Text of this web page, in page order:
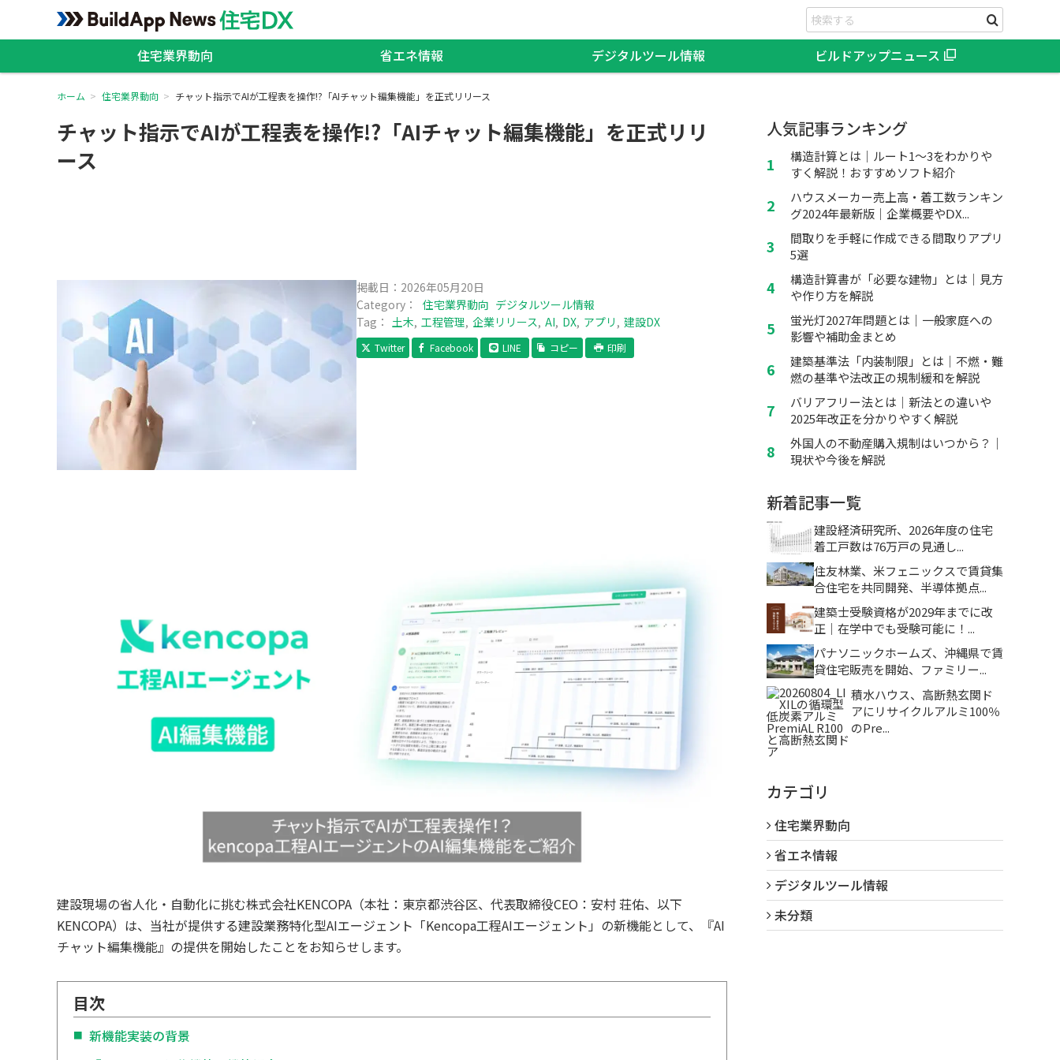
住宅業界動向 省エネ情報 デジタルツール情報 ビルドアップニュース
ホーム 住宅業界動向 チャット指示でAIが工程表を操作!?「AIチャット編集機能」を正式リリース
チャット指示でAIが工程表を操作!?「AIチャット編集機能」を正式リリ
ース
掲載日： 2026年05月20日
Category：
住宅業界動向 デジタルツール情報
Tag： 土木 工程管理 企業リリース AI DX アプリ 建設DX
Twitter Facebook LINE コピー 印刷
建設現場の省人化・自動化に挑む株式会社KENCOPA（本社：東京都渋谷区、代表取締役CEO：安村 荘佑、以下
KENCOPA）は、当社が提供する建設業務特化型AIエージェント「Kencopa工程AIエージェント」の新機能として、『AI
チャット編集機能』の提供を開始したことをお知らせします。
目次
新機能実装の背景
人気記事ランキング
構造計算とは｜ルート1～3をわかりや
すく解説！おすすめソフト紹介
ハウスメーカー売上高・着工数ランキン
グ2024年最新版｜企業概要やⅮX...
間取りを手軽に作成できる間取りアプリ
5選
構造計算書が「必要な建物」とは｜見方
や作り方を解説
蛍光灯2027年問題とは｜一般家庭への
影響や補助金まとめ
建築基準法「内装制限」とは｜不燃・難
燃の基準や法改正の規制緩和を解説
バリアフリー法とは｜新法との違いや
2025年改正を分かりやすく解説
外国人の不動産購入規制はいつから？｜
現状や今後を解説
新着記事一覧
建設経済研究所、2026年度の住宅
着工戸数は76万戸の見通し...
住友林業、米フェニックスで賃貸集
合住宅を共同開発、半導体拠点...
建築士受験資格が2029年までに改
正｜在学中でも受験可能に！...
パナソニックホームズ、沖縄県で賃
貸住宅販売を開始、ファミリー...
積水ハウス、高断熱玄関ド
アにリサイクルアルミ100％
のPre...
カテゴリ
住宅業界動向
省エネ情報
デジタルツール情報
未分類